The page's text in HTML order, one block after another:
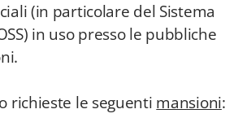
(in particolare del Sistema
in uso presso le pubbliche
richieste le seguenti mansioni: